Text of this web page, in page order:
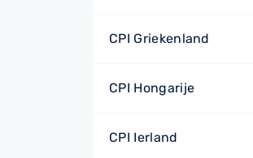
CPI Griekenland
CPI Hongarije
CPI Ierland